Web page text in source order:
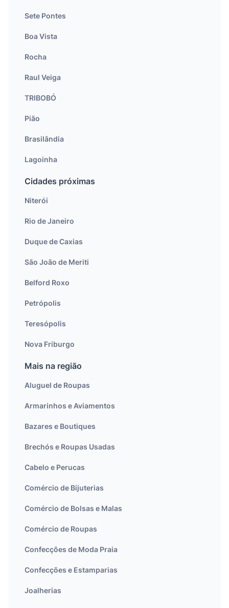
Sete Pontes
Boa Vista
Rocha
Raul Veiga
TRIBOBÓ
Pião
Brasilândia
Lagoinha
Cidades próximas
Niterói
Rio de Janeiro
Duque de Caxias
São João de Meriti
Belford Roxo
Petrópolis
Teresópolis
Nova Friburgo
Mais na região
Aluguel de Roupas
Armarinhos e Aviamentos
Bazares e Boutiques
Brechós e Roupas Usadas
Cabelo e Perucas
Comércio de Bijuterias
Comércio de Bolsas e Malas
Comércio de Roupas
Confecções de Moda Praia
Confecções e Estamparias
Joalherias